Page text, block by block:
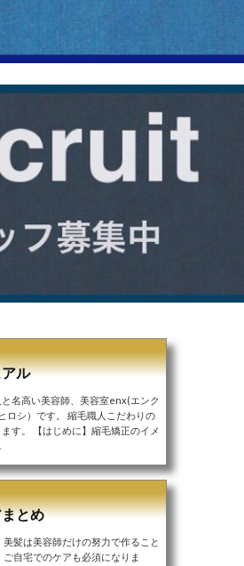
ル
名高い美容師、美容室enx(エンク
シ）です。 縮毛職人こだわりの
す。 【はじめに】縮毛矯正のイメ
とめ
髪は美容師だけの努力で作ること
自宅でのケアも必須になりま